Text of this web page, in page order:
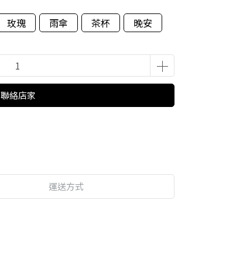
玫瑰 雨傘 茶杯 晚安
聯絡店家
運送方式